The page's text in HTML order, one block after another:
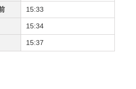
15:33
15:34
15:37